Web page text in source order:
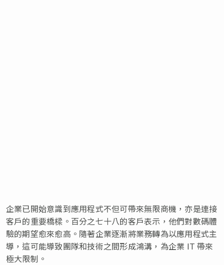
企業已開始意識到應用程式不但可帶來無限商機，亦是連接
客戶的重要橋樑。百分之七十八的客戶表示，他們對數碼體
驗的期望愈來愈高。隨著企業逐漸將業務轉為以應用程式主
導，這可能導致團隊和技術之間形成鴻溝，為企業 IT 帶來
極大限制。